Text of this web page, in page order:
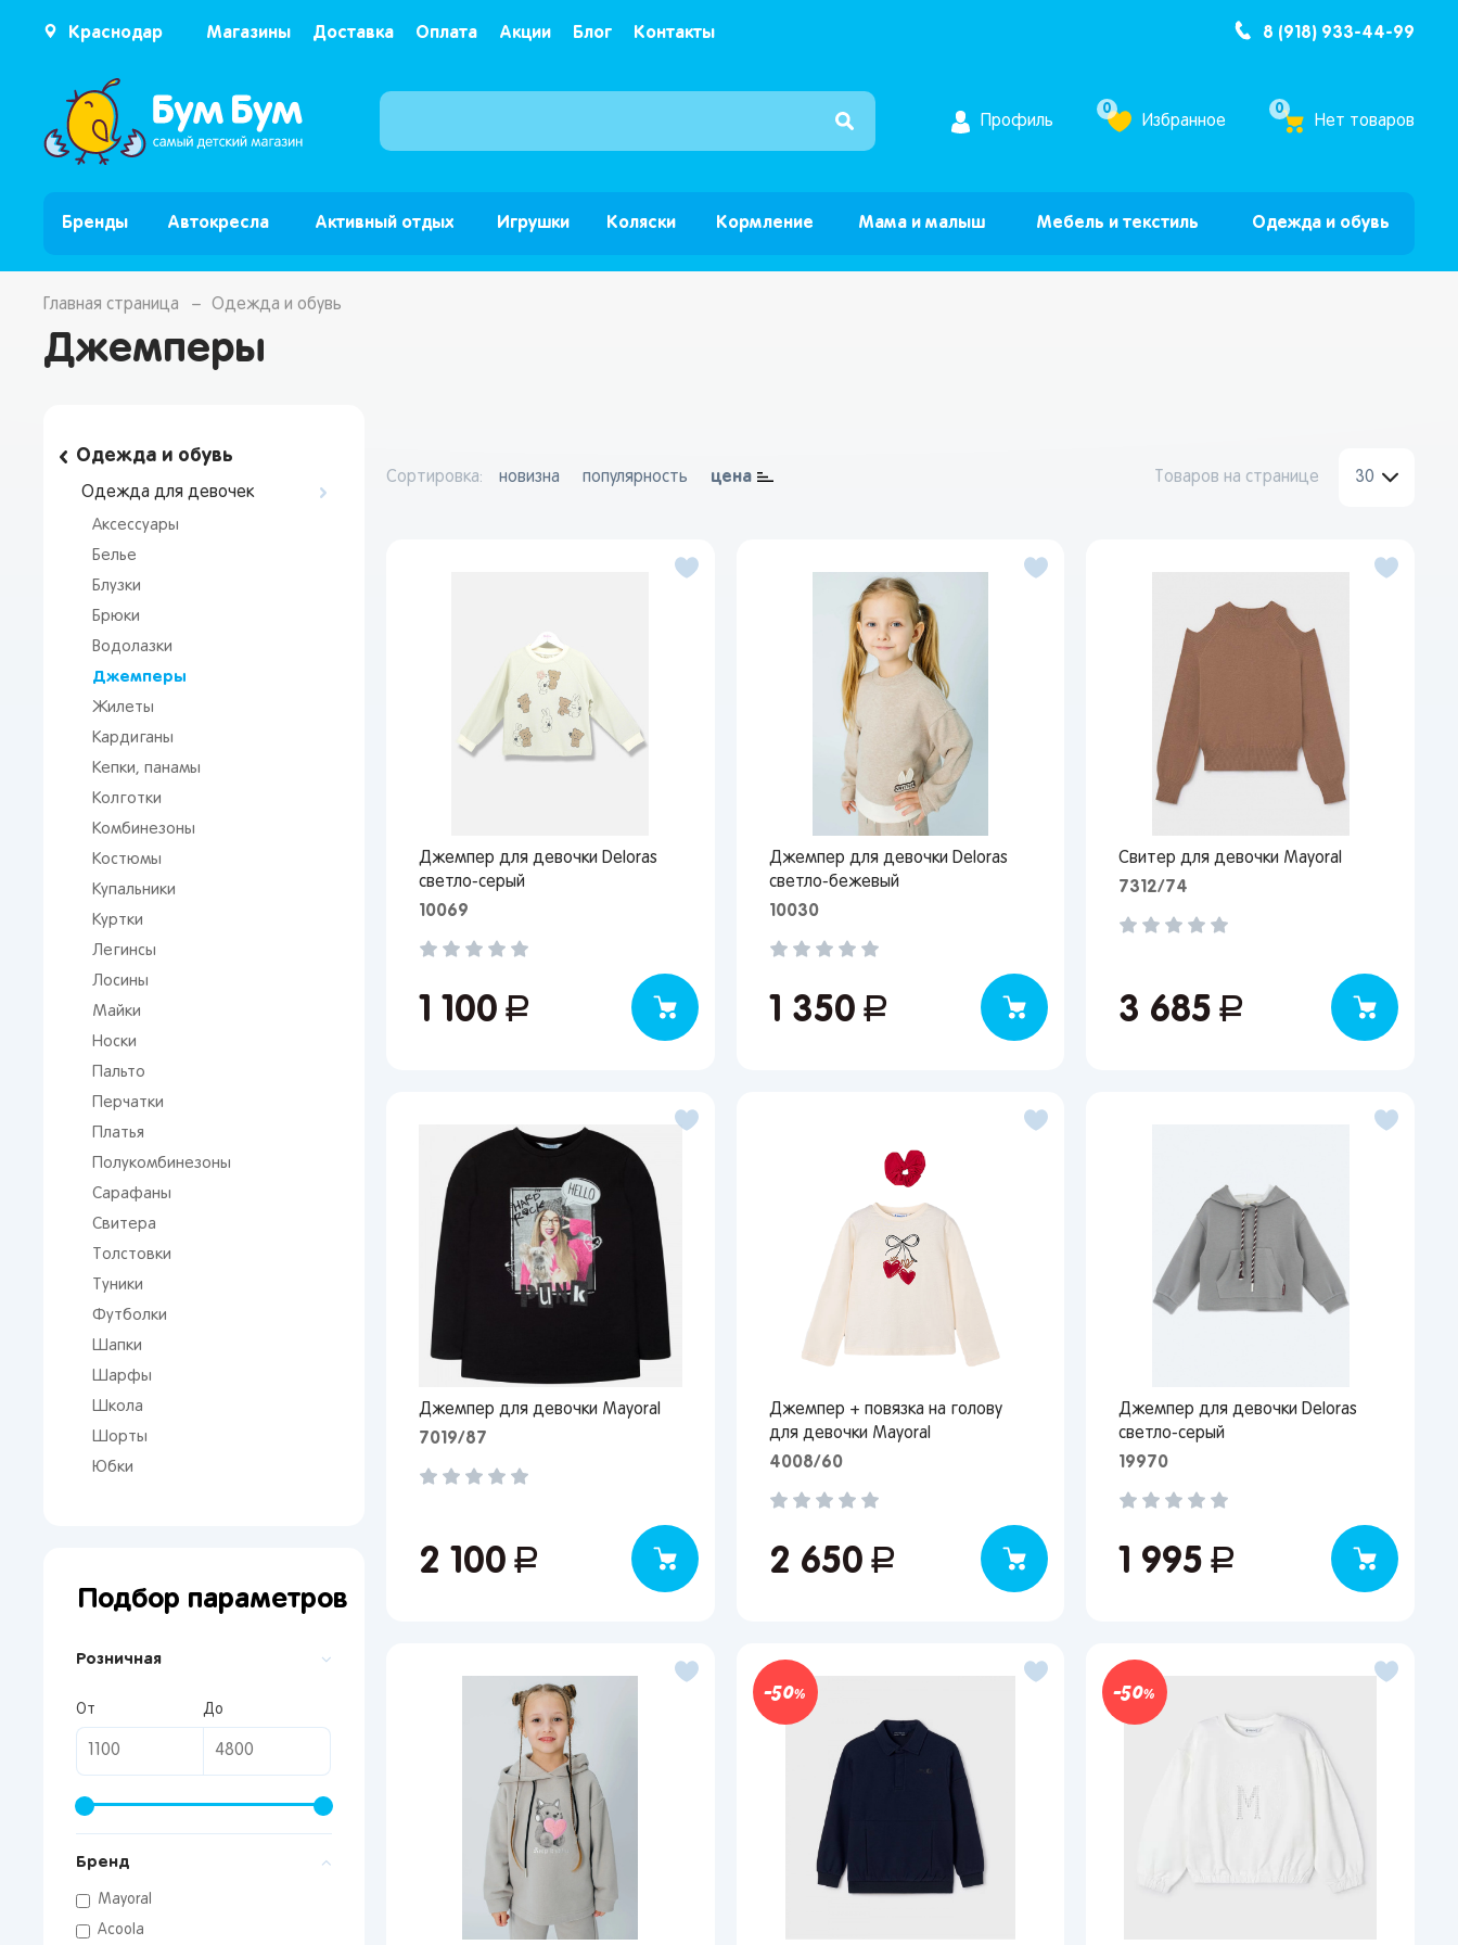
Краснодар Магазины Доставка Оплата Акции Блог Контакты 8 (918) 933-44-99
Интернет магазин детских товаров и игрушек ”Бум Бум”
Профиль
0
Избранное
0
Нет товаров
Бренды Автокресла Активный отдых Игрушки Коляски Кормление Мама и малыш Мебель и текстиль Одежда и обувь
Главная страница Одежда и обувь
Джемперы
Одежда и обувь
Одежда для девочек
Аксессуары
Белье
Блузки
Брюки
Водолазки
Джемперы
Жилеты
Кардиганы
Кепки, панамы
Колготки
Комбинезоны
Костюмы
Купальники
Куртки
Легинсы
Лосины
Майки
Носки
Пальто
Перчатки
Платья
Полукомбинезоны
Сарафаны
Свитера
Толстовки
Туники
Футболки
Шапки
Шарфы
Школа
Шорты
Юбки
Подбор параметров
Розничная
От До
Бренд
Mayoral
Acoola
Сортировка: новизна популярность цена Товаров на странице 30
Джемпер для девочки Deloras
светло-серый
10069
1 100руб.
Джемпер для девочки Deloras
светло-бежевый
10030
1 350руб.
Свитер для девочки Mayoral
7312/74
3 685руб.
Джемпер для девочки Mayoral
7019/87
2 100руб.
Джемпер + повязка на голову
для девочки Mayoral
4008/60
2 650руб.
Джемпер для девочки Deloras
светло-серый
19970
1 995руб.
50 50
Вы сможете отслеживать статус своих заказов и
получать индивидуальные рекомендации
От выбранного региона зависят доступные способы доставки, их
стоимость и наличие товаров
Краснодар